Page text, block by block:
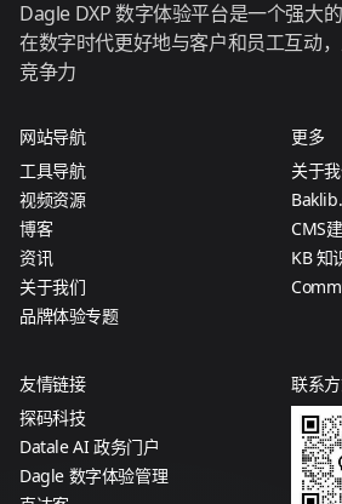
Dagle DXP 数字体验平台是一个强大
在数字时代更好地与客户和员工互动
竞争力
网站导航
工具导航
视频资源
博客
资讯
关于我们
品牌体验专题
更多
关于
CMS
KB 知
友情链接
探码科技
Datale AI 政务门户
Dagle 数字体验管理
联系